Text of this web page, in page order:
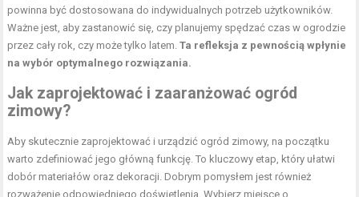
powinna być dostosowana do indywidualnych potrzeb użytkowników.
Ważne jest, aby zastanowić się, czy planujemy spędzać czas w ogrodzie
przez cały rok, czy może tylko latem.Ta refleksja z pewnością wpłynie
na wybór optymalnego rozwiązania.
Jak zaprojektować i zaaranżować ogród
zimowy?
Aby skutecznie zaprojektować i urządzić ogród zimowy, na początku
warto zdefiniować jego główną funkcję. To kluczowy etap, który ułatwi
dobór materiałów oraz dekoracji. Dobrym pomysłem jest również
rozważenie odpowiedniego doświetlenia. Wybierz miejsce o